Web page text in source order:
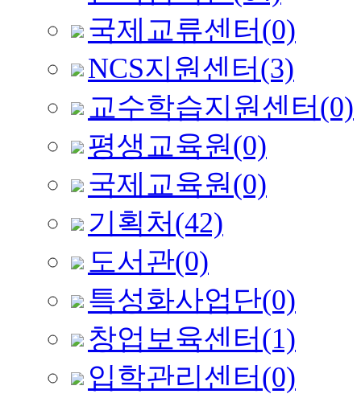
국제교류센터 (0)
NCS지원센터 (3)
교수학습지원센터 (0)
평생교육원(0)
국제교육원(0)
기획처 (42)
도서관(0)
특성화사업단(0)
창업보육센터 (1)
입학관리센터 (0)